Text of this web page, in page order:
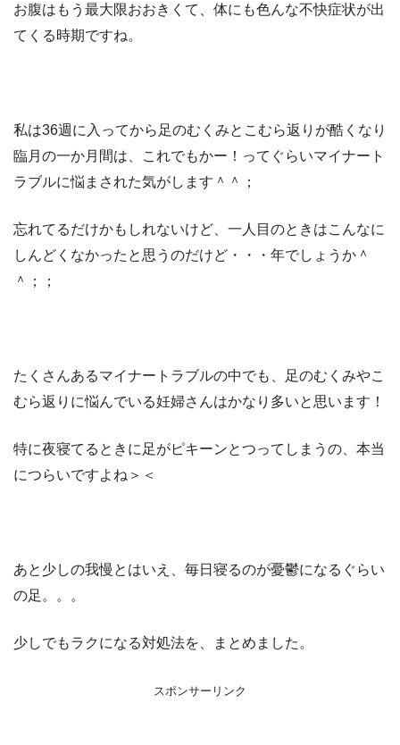
お腹はもう最大限おおきくて、体にも色んな不快症状が出
てくる時期ですね。
私は36週に入ってから足のむくみとこむら返りが酷くなり
臨月の一か月間は、これでもかー！ってぐらいマイナート
ラブルに悩まされた気がします＾＾；
忘れてるだけかもしれないけど、一人目のときはこんなに
しんどくなかったと思うのだけど・・・年でしょうか＾
＾；；
たくさんあるマイナートラブルの中でも、足のむくみやこ
むら返りに悩んでいる妊婦さんはかなり多いと思います！
特に夜寝てるときに足がピキーンとつってしまうの、本当
につらいですよね＞＜
あと少しの我慢とはいえ、毎日寝るのが憂鬱になるぐらい
の足。。。
少しでもラクになる対処法を、まとめました。
スポンサーリンク